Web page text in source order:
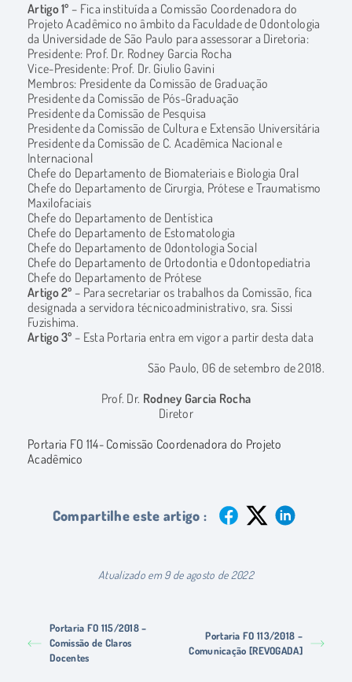
Artigo 1º – Fica instituída a Comissão Coordenadora do
Projeto Acadêmico no âmbito da Faculdade de Odontologia
da Universidade de São Paulo para assessorar a Diretoria:
Presidente: Prof. Dr. Rodney Garcia Rocha
Vice-Presidente: Prof. Dr. Giulio Gavini
Membros: Presidente da Comissão de Graduação
Presidente da Comissão de Pós-Graduação
Presidente da Comissão de Pesquisa
Presidente da Comissão de Cultura e Extensão Universitária
Presidente da Comissão de C. Acadêmica Nacional e
Internacional
Chefe do Departamento de Biomateriais e Biologia Oral
Chefe do Departamento de Cirurgia, Prótese e Traumatismo
Maxilofaciais
Chefe do Departamento de Dentística
Chefe do Departamento de Estomatologia
Chefe do Departamento de Odontologia Social
Chefe do Departamento de Ortodontia e Odontopediatria
Chefe do Departamento de Prótese
Artigo 2º – Para secretariar os trabalhos da Comissão, fica
designada a servidora técnicoadministrativo, sra. Sissi
Fuzishima.
Artigo 3º – Esta Portaria entra em vigor a partir desta data
São Paulo, 06 de setembro de 2018.
Prof. Dr. Rodney Garcia Rocha
Diretor
Portaria FO 114- Comissão Coordenadora do Projeto
Acadêmico
Compartilhe este artigo :
Atualizado em 9 de agosto de 2022
Portaria FO 115/2018 –
Comissão de Claros
Docentes
Portaria FO 113/2018 –
Comunicação [REVOGADA]